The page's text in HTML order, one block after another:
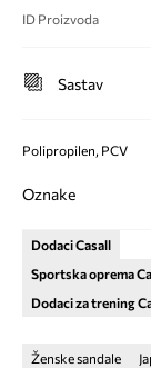
ID Proizvoda
Sastav
Polipropilen, PCV
Oznake
Dodaci Casall
Sportska oprema
Dodaci za trening
Ženske sandale